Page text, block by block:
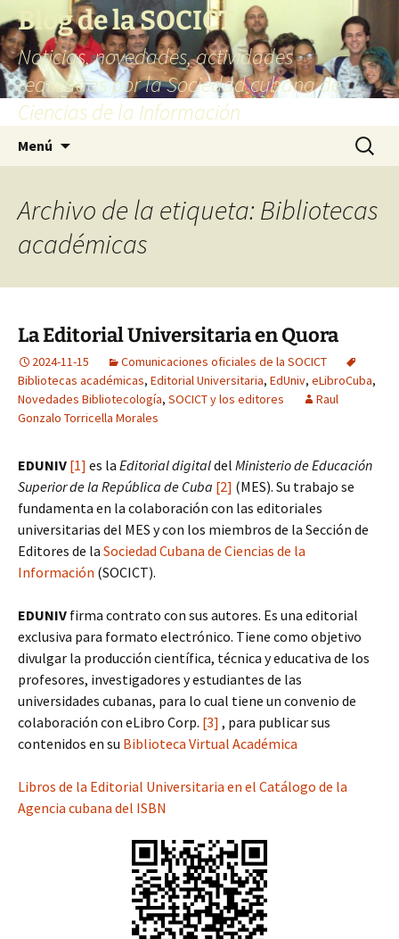
al
contenido
Blog de la SOCICT
Noticias, novedades, actividades
realizadas por la Sociedad cubana de
Ciencias de la Información
Menú Buscar:
Archivo de la etiqueta: Bibliotecas
académicas
La Editorial Universitaria en Quora
2024-11-15
Comunicaciones oficiales de la SOCICT
Bibliotecas académicas, Editorial Universitaria, EdUniv, eLibroCuba,
Novedades Bibliotecología, SOCICT y los editores
Raul
Gonzalo Torricella Morales
EDUNIV [1] es la Editorial digitaldel Ministerio de Educación
Superior de la República de Cuba [2] (MES). Su trabajo se
fundamenta en la colaboración con las editoriales
universitarias del MES y con los miembros de la Sección de
Editores de la Sociedad Cubana de Ciencias de la
Información (SOCICT).
EDUNIV firma contrato con sus autores. Es una editorial
exclusiva para formato electrónico. Tiene como objetivo
divulgar la producción científica, técnica y educativa de los
profesores, investigadores y estudiantes de las
universidades cubanas, para lo cual tiene un convenio de
colaboración con eLibro Corp. [3] , para publicar sus
contenidos en su Biblioteca Virtual Académica
Libros de la Editorial Universitaria en el Catálogo de la
Agencia cubana del ISBN